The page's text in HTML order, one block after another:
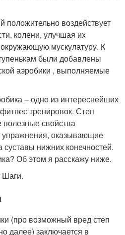
положительно воздействует
колени, улучшая их
мускулатуру. К
были добавлены
аэробики , выполняемые
– одно из интереснейших
тренировок. Степ
полезные свойства
упражнения, оказывающие
суставы нижних конечностей.
Об этом я расскажу ниже.
Шаги.
(про возможный вред степ
далее) заключается в